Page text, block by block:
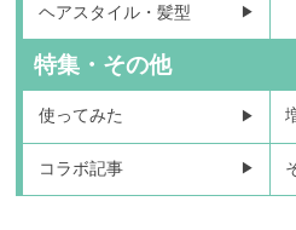
ヘアスタイル・髪型
特集・その他
使ってみた
コラボ記事